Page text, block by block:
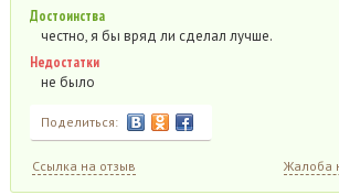
Достоинства
честно, я бы вряд ли сделал лучше.
Недостатки
не было
Поделиться:
Ссылка на отзыв Жалоба